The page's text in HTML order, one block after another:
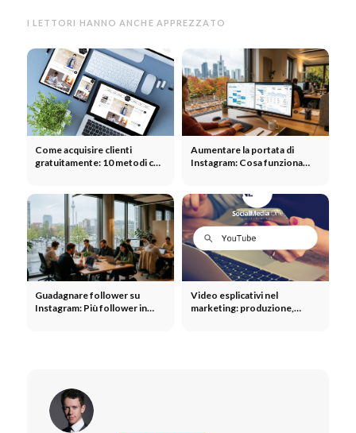
I LETTORI HANNO ANCHE APPREZZATO
Come acquisire clienti
gratuitamente: 10 metodi che
Aumentare la portata di
Instagram: Cosa funziona
Guadagnare follower su
Instagram: Più follower in
Video esplicativi nel
marketing: produzione,